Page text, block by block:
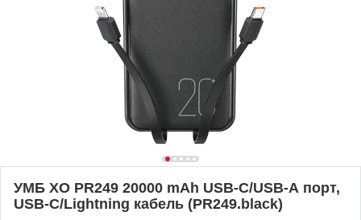
УМБ XO PR249 20000 mAh USB-C/USB-А порт,
USB-C/Lightning кабель (PR249.black)